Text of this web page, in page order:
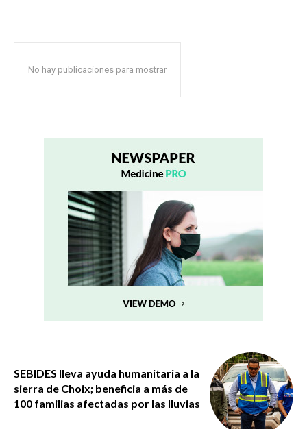
No hay publicaciones para mostrar
SEBIDES lleva ayuda humanitaria a la
sierra de Choix; beneficia a más de
100 familias afectadas por las lluvias